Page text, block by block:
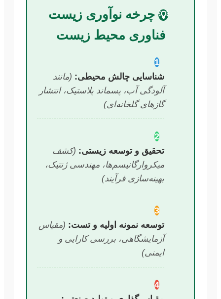
💡 چرخه نوآوری زیست
فناوری محیط زیست
1
شناسایی چالش محیطی: (مانند
آلودگی آب، پسماند پلاستیک، انتشار
گازهای گلخانه‌ای)
2
تحقیق و توسعه زیستی: (کشف
میکروارگانیسم‌ها، مهندسی ژنتیک،
بهینه‌سازی فرآیند)
3
توسعه نمونه اولیه و تست: (مقیاس
آزمایشگاهی، بررسی کارایی و
ایمنی)
4